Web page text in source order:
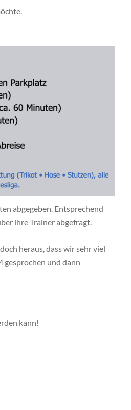
abgegeben. Entsprechend
ihre Trainer abgefragt.
heraus, dass wir sehr viel
gesprochen und dann
kann!